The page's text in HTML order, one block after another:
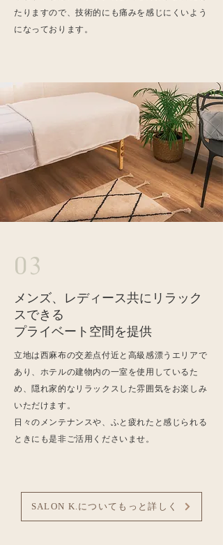
たりますので、技術的にも痛みを感じにくいよう
になっております。
​03
メンズ、レディース共にリラック
スできる
プライベート空間を提供
立地は西麻布の交差点付近と高級感漂うエリアで
あり、ホテルの建物内の一室を使用しているた
め、隠れ家的なリラックスした雰囲気をお楽しみ
いただけます。
​日々のメンテナンスや、ふと疲れたと感じられる
ときにも是非ご活用くださいませ。
SALON K.についてもっと詳しく